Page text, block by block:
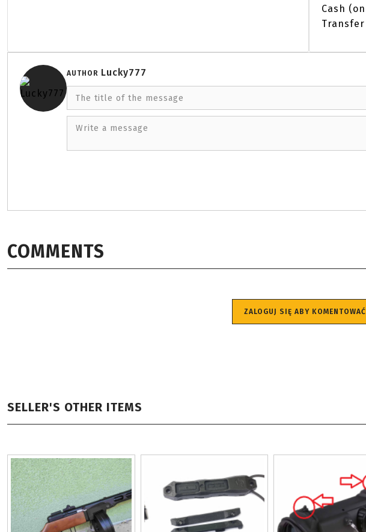
Cash
AUTHOR Lucky777
The title of the message
Write a message
COMMENTS
ZALOGUJ SIĘ ABY KOMENTOWAĆ
SELLER'S OTHER ITEMS